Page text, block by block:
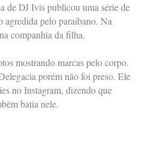
de DJ Ivis publicou uma série de
agredida pelo paraibano. Na
companhia da filha.
mostrando marcas pelo corpo.
porém não foi preso. Ele
no Instagram, dizendo que
batia nele.